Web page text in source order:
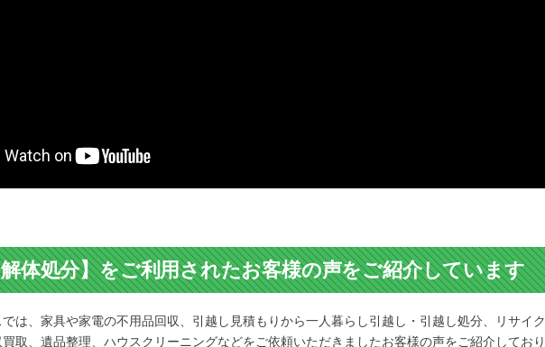
体処分】をご利用されたお客様の声をご紹介しています
は、家具や家電の不用品回収、引越し見積もりから一人暮らし引越し・引越し処分、リサイク
取、遺品整理、ハウスクリーニングなどをご依頼いただきましたお客様の声をご紹介しており